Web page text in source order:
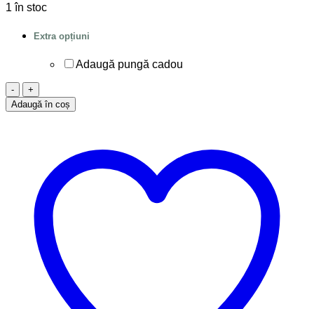
1 în stoc
Extra opțiuni
Adaugă pungă cadou
Cantitate
Cercei
argint,
Adaugă în coș